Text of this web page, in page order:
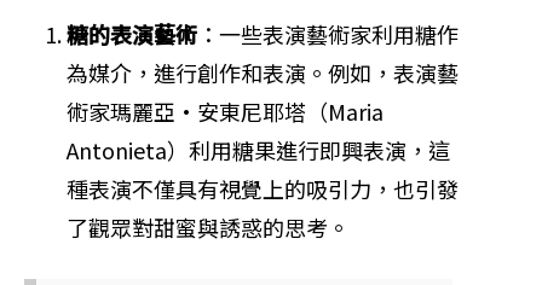
糖的表演藝術 ：一些表演藝術家利用糖作
為媒介，進行創作和表演。例如，表演藝
術家瑪麗亞·安東尼耶塔（Maria
Antonieta）利用糖果進行即興表演，這
種表演不僅具有視覺上的吸引力，也引發
了觀眾對甜蜜與誘惑的思考。